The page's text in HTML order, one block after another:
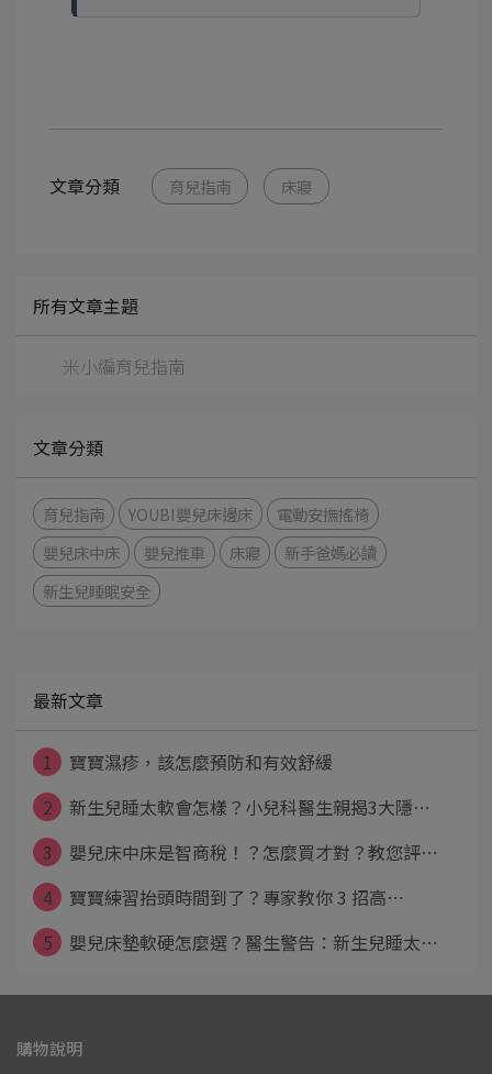
文章分類 育兒指南 床寢
所有文章主題
米小編育兒指南
文章分類
育兒指南 YOUBI嬰兒床邊床
電動安撫搖椅
嬰兒床中床
嬰兒推車 床寢
新手爸媽必讀
新生兒睡眠安全
最新文章
1
寶寶濕疹，該怎麼預防和有效舒緩
2
新生兒睡太軟會怎樣？小兒科醫生親揭3大隱⋯
3
嬰兒床中床是智商稅！？怎麼買才對？教您評⋯
4
寶寶練習抬頭時間到了？專家教你 3 招高⋯
5
嬰兒床墊軟硬怎麼選？醫生警告：新生兒睡太⋯
購物說明